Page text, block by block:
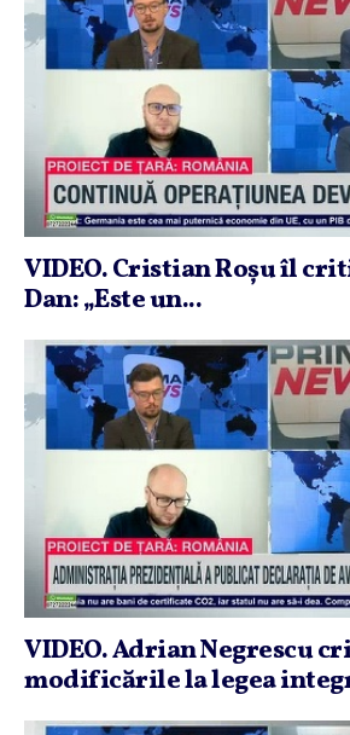
VIDEO. Cristian Roşu îl
Dan: „Este un...
VIDEO. Adrian Negrescu
modificările la legea